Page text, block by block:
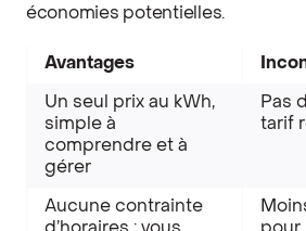
économies potentielles.
Avantages
Un seul prix au kWh,
simple à
comprendre et à
gérer
Pas
tarif
Aucune contrainte